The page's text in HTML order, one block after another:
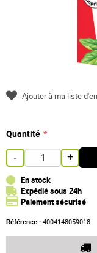
Quantité
- +
En stock
Expédié sous 24h
Paiement sécurisé
Référence : 4004148059018
Ajouter à ma liste